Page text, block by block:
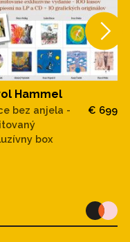
Hammel
bez anjela -
box
€ 699